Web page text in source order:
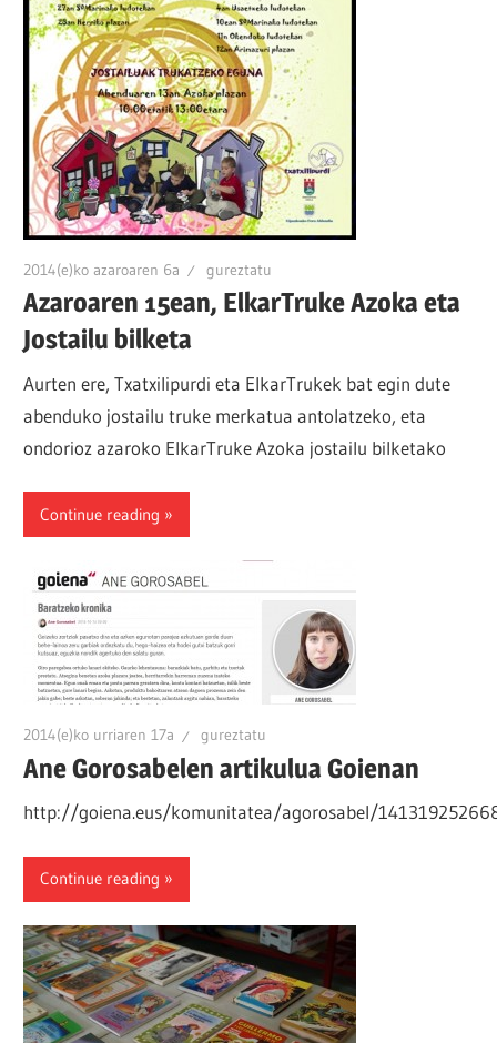
2014(e)ko azaroaren 6a gureztatu
Azaroaren 15ean, ElkarTruke Azoka eta
Jostailu bilketa
Aurten ere, Txatxilipurdi eta ElkarTrukek bat egin dute
abenduko jostailu truke merkatua antolatzeko, eta
ondorioz azaroko ElkarTruke Azoka jostailu bilketako
Continue reading
2014(e)ko urriaren 17a gureztatu
Ane Gorosabelen artikulua Goienan
http://goiena.eus/komunitatea/agorosabel/
Continue reading